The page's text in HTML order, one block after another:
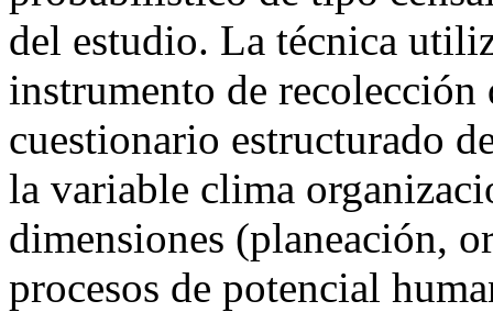
del estudio. La técnica
instrumento de recolección
cuestionario estructurado
la variable clima
dimensiones (planeación,
procesos de potencial